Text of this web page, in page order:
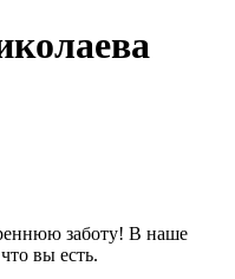
заботу! В наше
вы есть.